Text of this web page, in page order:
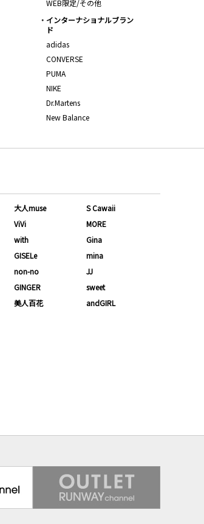
WEB限定/その他
インターナショナルブラン
ド
adidas
CONVERSE
PUMA
NIKE
Dr.Martens
New Balance
大人muse
S Cawaii
ViVi
MORE
with
Gina
GISELe
mina
non-no
JJ
GINGER
sweet
美人百花
andGIRL